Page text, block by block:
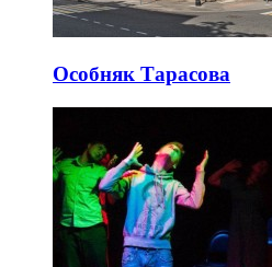
Особняк Тарасова